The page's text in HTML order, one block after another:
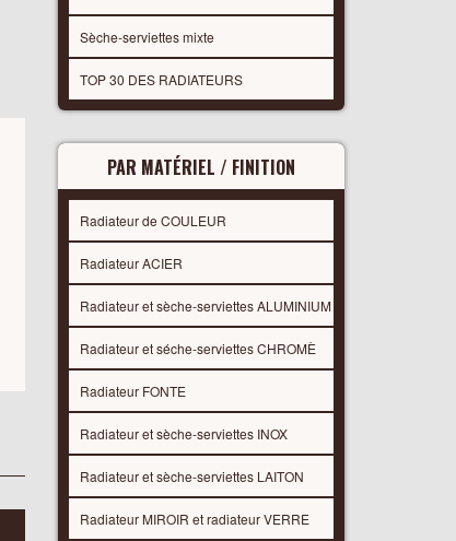
Sèche-serviettes mixte
TOP 30 DES RADIATEURS
PAR MATÉRIEL / FINITION
Radiateur de COULEUR
Radiateur ACIER
Radiateur et sèche-serviettes ALUMINIUM
Radiateur et séche-serviettes CHROMÈ
Radiateur FONTE
Radiateur et sèche-serviettes INOX
Radiateur et sèche-serviettes LAITON
Radiateur MIROIR et radiateur VERRE